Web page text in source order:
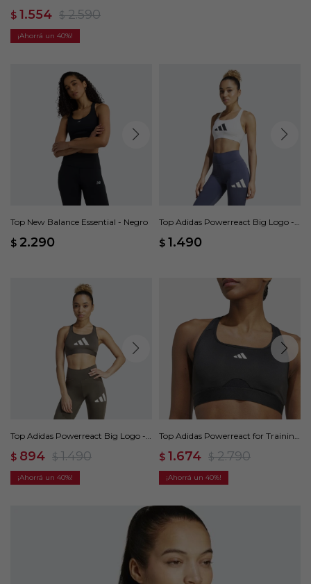
$ 1.554 $ 2.590
40
Top New Balance Essential - Negro
$ 2.290
Top Adidas Powerreact Big Logo -
$ 1.490
Top Adidas Powerreact Big Logo -
$ 894 $ 1.490
40
Top Adidas Powerreact for Training
$ 1.674 $ 2.790
40